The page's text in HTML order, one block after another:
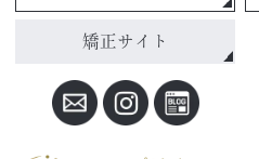
矯正サイト